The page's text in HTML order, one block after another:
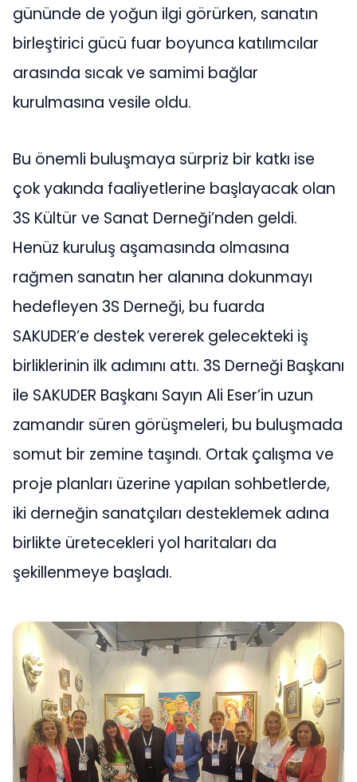
gününde de yoğun ilgi görürken, sanatın
birleştirici gücü fuar boyunca katılımcılar
arasında sıcak ve samimi bağlar
kurulmasına vesile oldu.
Bu önemli buluşmaya sürpriz bir katkı ise
çok yakında faaliyetlerine başlayacak olan
3S Kültür ve Sanat Derneği’nden geldi.
Henüz kuruluş aşamasında olmasına
rağmen sanatın her alanına dokunmayı
hedefleyen 3S Derneği, bu fuarda
SAKUDER’e destek vererek gelecekteki iş
birliklerinin ilk adımını attı. 3S Derneği Başkanı
ile SAKUDER Başkanı Sayın Ali Eser’in uzun
zamandır süren görüşmeleri, bu buluşmada
somut bir zemine taşındı. Ortak çalışma ve
proje planları üzerine yapılan sohbetlerde,
iki derneğin sanatçıları desteklemek adına
birlikte üretecekleri yol haritaları da
şekillenmeye başladı.